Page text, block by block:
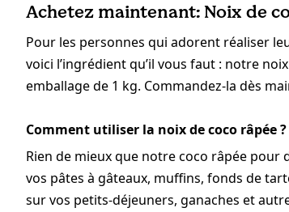
Achetez maintenant: Noix de
Pour les personnes qui adorent réaliser
voici l’ingrédient qu’il vous faut : notre
emballage de 1 kg. Commandez-la dès
Comment utiliser la noix de coco râpée ?
Rien de mieux que notre coco râpée pour
vos pâtes à gâteaux, muffins, fonds de
sur vos petits-déjeuners, ganaches et